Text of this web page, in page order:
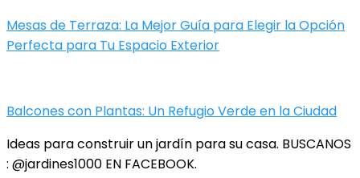
Mesas de Terraza: La Mejor Guía para Elegir la Opción
Perfecta para Tu Espacio Exterior
Balcones con Plantas: Un Refugio Verde en la Ciudad
Ideas para construir un jardín para su casa. BUSCANOS
: @jardines1000 EN FACEBOOK.